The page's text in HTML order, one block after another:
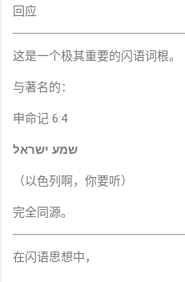
回应
这是一个极其重要的闪语词根。
与著名的：
申命记 6:4
שמע ישראל
（以色列啊，你要听）
完全同源。
在闪语思想中，